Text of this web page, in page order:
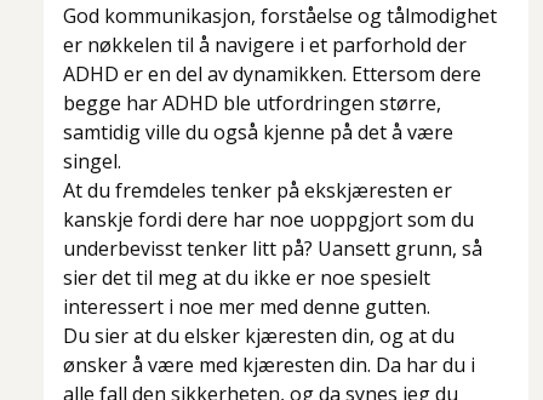
God kommunikasjon, forståelse og tålmodighet
er nøkkelen til å navigere i et parforhold der
ADHD er en del av dynamikken. Ettersom dere
begge har ADHD ble utfordringen større,
samtidig ville du også kjenne på det å være
singel.
At du fremdeles tenker på ekskjæresten er
kanskje fordi dere har noe uoppgjort som du
underbevisst tenker litt på? Uansett grunn, så
sier det til meg at du ikke er noe spesielt
interessert i noe mer med denne gutten.
Du sier at du elsker kjæresten din, og at du
ønsker å være med kjæresten din. Da har du i
alle fall den sikkerheten, og da synes jeg du